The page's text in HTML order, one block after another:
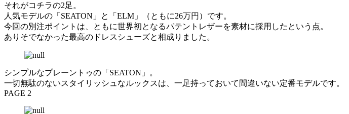
それがコチラの2足。
人気モデルの「SEATON」と「ELM」（ともに26万円）です。
今回の別注ポイントは、ともに世界初となるパテントレザーを素材に採用したという点。
ありそでなかった最高のドレスシューズと相成りました。
シンプルなプレーントゥの「SEATON」。
一切無駄のないスタイリッシュなルックスは、一足持っておいて間違いない定番モデルです。
PAGE 2